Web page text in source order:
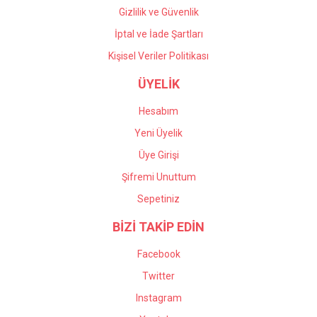
Gizlilik ve Güvenlik
İptal ve İade Şartları
Kişisel Veriler Politikası
ÜYELİK
Hesabım
Yeni Üyelik
Üye Girişi
Şifremi Unuttum
Sepetiniz
BİZİ TAKİP EDİN
Facebook
Twitter
Instagram